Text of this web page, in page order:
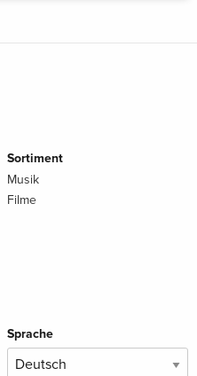
Sortiment
Musik
Filme
Sprache